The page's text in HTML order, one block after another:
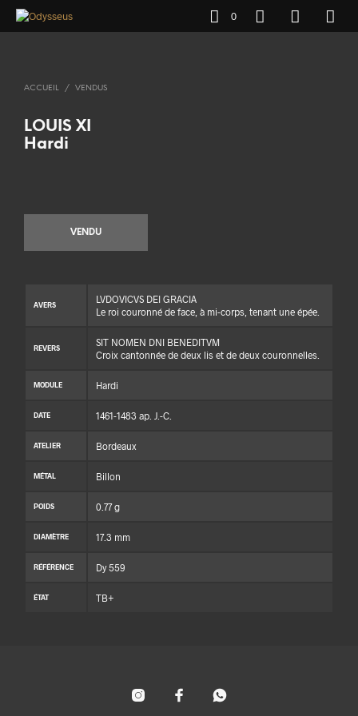
0
ACCUEIL / VENDUS
LOUIS XI
Hardi
VENDU
AVERS
LVDOVICVS DEI GRACIA
Le roi couronné de face, à mi-corps, tenant une épée.
REVERS
SIT NOMEN DNI BENEDITVM
Croix cantonnée de deux lis et de deux couronnelles.
MODULE Hardi
DATE 1461-1483 ap. J.-C.
ATELIER Bordeaux
MÉTAL Billon
POIDS 0.77 g
DIAMÈTRE 17.3 mm
RÉFÉRENCE Dy 559
ÉTAT TB+